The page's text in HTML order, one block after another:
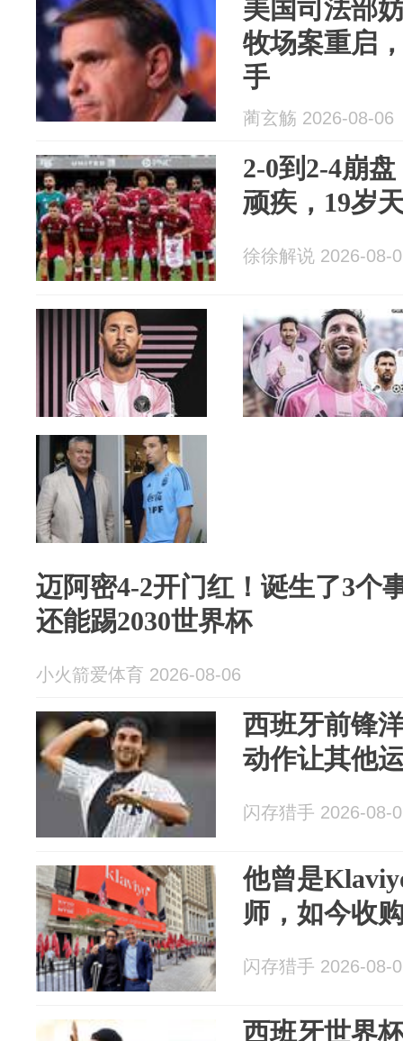
美国司法部
牧场案重启
手
蔺玄觞 2026-08-06
2-0到2-4崩
顽疾，19岁
徐徐解说 2026-08-
迈阿密4-2开门红！诞生了3个
还能踢2030世界杯
小火箭爱体育 2026-08-06
西班牙前锋
动作让其他
闪存猎手 2026-08-
他曾是
师，如今收
闪存猎手 2026-08-
西班牙世界